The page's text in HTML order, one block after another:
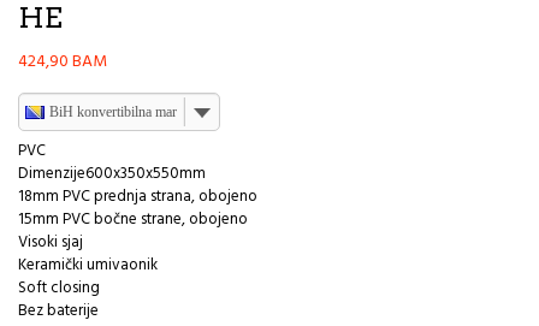
HE
424,90BAM
BiH konvertibilna marka
PVC
Dimenzije600x350x550mm
18mm PVC prednja strana, obojeno
15mm PVC bočne strane, obojeno
Visoki sjaj
Keramički umivaonik
Soft closing
Bez baterije